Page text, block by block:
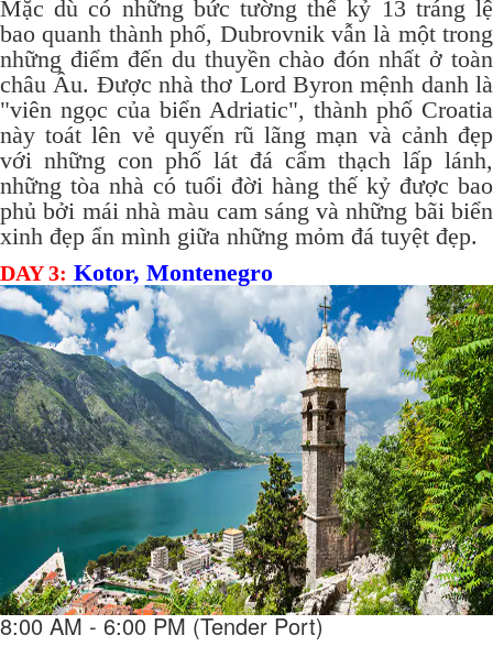
Mặc dù có những bức tường thế kỷ 13 tráng lệ
bao quanh thành phố, Dubrovnik vẫn là một trong
những điểm đến du thuyền chào đón nhất ở toàn
châu Âu. Được nhà thơ Lord Byron mệnh danh là
"viên ngọc của biển Adriatic", thành phố Croatia
này toát lên vẻ quyến rũ lãng mạn và cảnh đẹp
với những con phố lát đá cẩm thạch lấp lánh,
những tòa nhà có tuổi đời hàng thế kỷ được bao
phủ bởi mái nhà màu cam sáng và những bãi biển
xinh đẹp ẩn mình giữa những mỏm đá tuyệt đẹp.
DAY 3: Kotor, Montenegro
8:00 AM - 6:00 PM (Tender Port)